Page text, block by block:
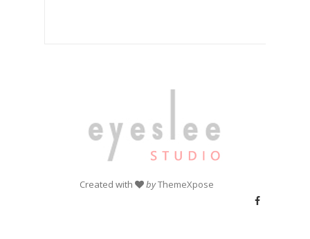
Created with byThemeXpose